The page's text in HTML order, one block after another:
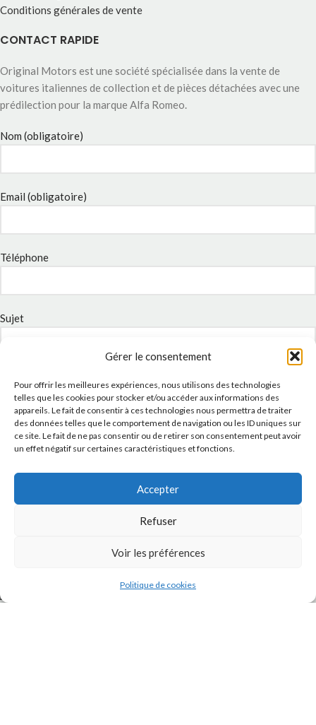
Gérer le consentement
Pour offrir les meilleures expériences, nous utilisons des technologies
telles que les cookies pour stocker et/ou accéder aux informations des
appareils. Le fait de consentir à ces technologies nous permettra de traiter
des données telles que le comportement de navigation ou les ID uniques sur
ce site. Le fait de ne pas consentir ou de retirer son consentement peut avoir
un effet négatif sur certaines caractéristiques et fonctions.
Accepter
Refuser
Voir les préférences
Politique de cookies
Conditions générales de vente
CONTACT RAPIDE
Original Motors est une société spécialisée dans la vente de
voitures italiennes de collection et de pièces détachées avec une
prédilection pour la marque Alfa Romeo.
Nom (obligatoire)
Email (obligatoire)
Téléphone
Sujet